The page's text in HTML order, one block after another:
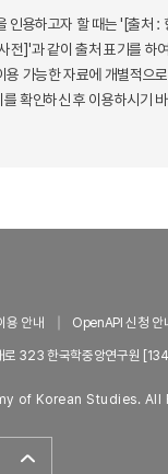
인용하고자 할 때는 '[출처 :
전]'과 같이 출처 표기를 하
용 가능한 자료에 개별적으
확인하신 후 이용하시기
용 안내
OpenAPI 신청 안
로 323 한국학중앙연구원
of Korean Studies. All